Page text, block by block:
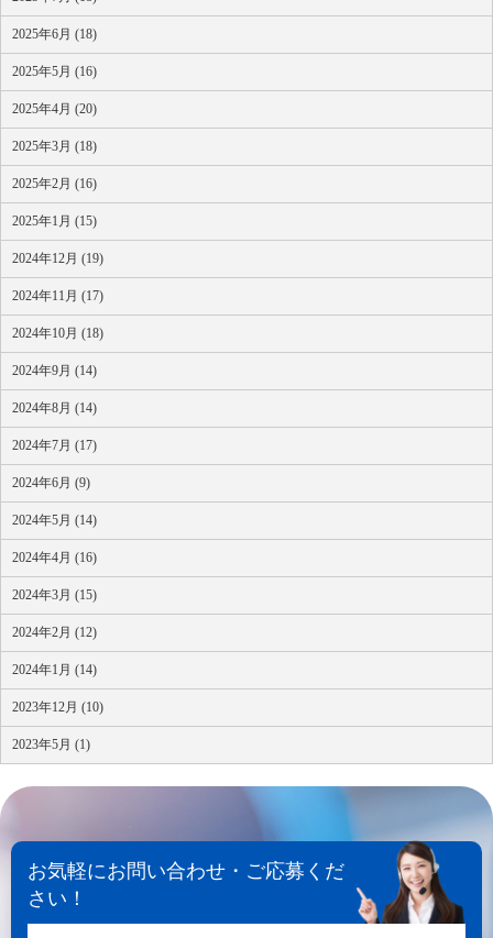
2025年6月 (18)
2025年5月 (16)
2025年4月 (20)
2025年3月 (18)
2025年2月 (16)
2025年1月 (15)
2024年12月 (19)
2024年11月 (17)
2024年10月 (18)
2024年9月 (14)
2024年8月 (14)
2024年7月 (17)
2024年6月 (9)
2024年5月 (14)
2024年4月 (16)
2024年3月 (15)
2024年2月 (12)
2024年1月 (14)
2023年12月 (10)
2023年5月 (1)
お気軽にお問い合わせ・ご応募くだ
さい！